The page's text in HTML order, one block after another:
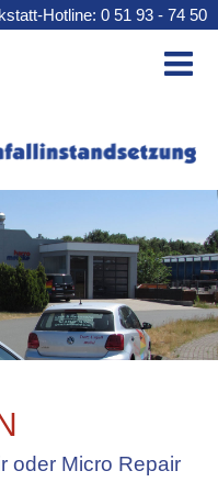
Hotline: 0 51 93 - 74 50
oder Micro Repair